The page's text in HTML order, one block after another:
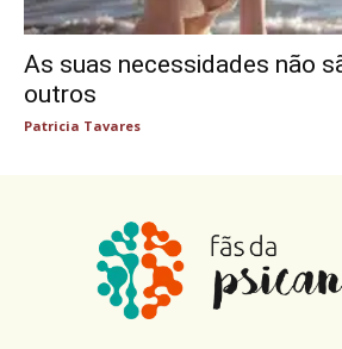
As suas necessidades não
outros
Patricia Tavares